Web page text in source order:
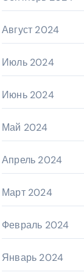
Август 2024
Июль 2024
Июнь 2024
Май 2024
Апрель 2024
Март 2024
Февраль 2024
Январь 2024